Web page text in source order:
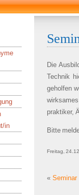
Die
Technik
geholfen
praktiker,
Bitte
Freitag,
« Seminar
in